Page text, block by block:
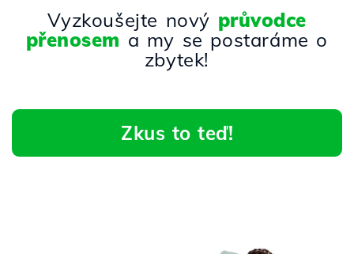
Vyzkoušejte nový průvodce
přenosem a my se postaráme o
zbytek!
Zkus to teď!